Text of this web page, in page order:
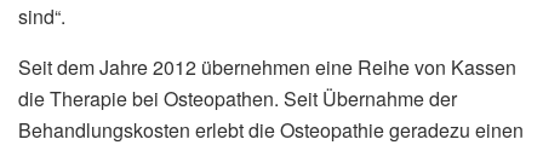
sind“.
Seit dem Jahre 2012 übernehmen eine Reihe von Kassen
die Therapie bei Osteopathen. Seit Übernahme der
Behandlungskosten erlebt die Osteopathie geradezu einen